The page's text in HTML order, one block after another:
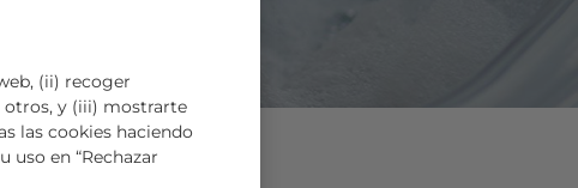
(ii) recoger
otros, y (iii) mostrarte
las cookies haciendo
uso en “Rechazar